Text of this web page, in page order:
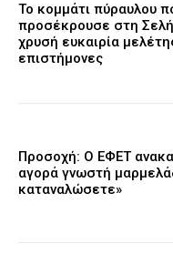
Το κομμάτι πύραυλου
προσέκρουσε στη
χρυσή ευκαιρία
επιστήμονες
Προσοχή: Ο ΕΦΕΤ
αγορά γνωστή
καταναλώσετε»